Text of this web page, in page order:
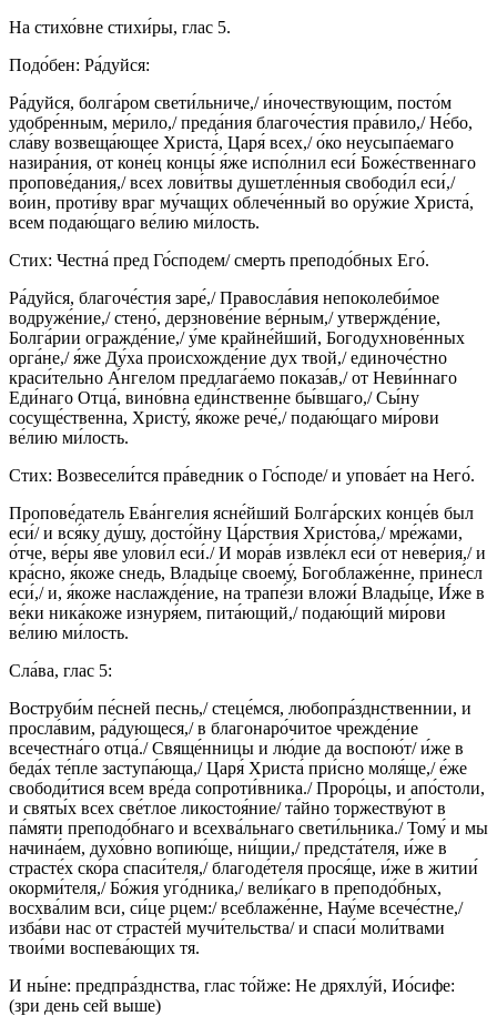
На стихо́вне стихи́ры, глас 5.
Подо́бен: Ра́дуйся:
Ра́дуйся, болга́ром свети́льниче,/ и́ночествующим, посто́м
удобре́нным, ме́рило,/ преда́ния благоче́стия пра́вило,/ Не́бо,
сла́ву возвеща́ющее Христа́, Царя́ всех,/ о́ко неусыпа́емаго
назира́ния, от коне́ц концы́ я́же испо́лнил еси́ Боже́ственнаго
пропове́дания,/ всех лови́твы душетле́нныя свободи́л еси́,/
во́ин, проти́ву враг му́чащих облече́нный во ору́жие Христа́,
всем подаю́щаго ве́лию ми́лость.
Стих: Честна́ пред Го́сподем/ смерть преподо́бных Его́.
Ра́дуйся, благоче́стия заре́,/ Правосла́вия непоколеби́мое
водруже́ние,/ стено́, дерзнове́ние ве́рным,/ утвержде́ние,
Болга́рии огражде́ние,/ у́ме крайне́йший, Богодухнове́нных
орга́не,/ я́же Ду́ха происхожде́ние дух твой,/ единоче́стно
краси́тельно А́нгелом предлага́емо показа́в,/ от Неви́ннаго
Еди́наго Отца́, вино́вна еди́нственне бы́вшаго,/ Сы́ну
сосуще́ственна, Христу́, я́коже рече́,/ подаю́щаго ми́рови
ве́лию ми́лость.
Стих: Возвесели́тся пра́ведник о Го́споде/ и упова́ет на Него́.
Пропове́датель Ева́нгелия ясне́йший Болга́рских конце́в был
еси́/ и вся́ку ду́шу, досто́йну Ца́рствия Христо́ва,/ мре́жами,
о́тче, ве́ры я́ве улови́л еси́./ И мора́в извле́кл еси́ от неве́рия,/ и
кра́сно, я́коже снедь, Влады́це своему́, Богоблаже́нне, прине́сл
еси́,/ и, я́коже наслажде́ние, на трапе́зи вложи́ Влады́це, И́же в
ве́ки ника́коже изнуря́ем, пита́ющий,/ подаю́щий ми́рови
ве́лию ми́лость.
Сла́ва, глас 5:
Воструби́м пе́сней песнь,/ стеце́мся, любопра́зднственнии, и
просла́вим, ра́дующеся,/ в благонаро́читое чрежде́ние
всечестна́го отца́./ Свяще́нницы и лю́дие да воспою́т/ и́же в
беда́х те́пле заступа́юща,/ Царя́ Христа́ при́сно моля́ще,/ е́же
свободи́тися всем вре́да сопроти́вника./ Проро́цы, и апо́столи,
и святы́х всех све́тлое ликостоя́ние/ та́йно торжеству́ют в
па́мяти преподо́бнаго и всехва́льнаго свети́льника./ Тому́ и мы
начина́ем, духо́вно вопию́ще, ни́щии,/ предста́теля, и́же в
страсте́х ско́ра спаси́теля,/ благоде́теля прося́ще, и́же в житии́
окорми́теля,/ Бо́жия уго́дника,/ вели́каго в преподо́бных,
восхва́лим вси, си́це рцем:/ всеблаже́нне, Нау́ме всече́стне,/
изба́ви нас от страсте́й мучи́тельства/ и спаси́ моли́твами
твои́ми воспева́ющих тя.
И ны́не: предпра́зднства, глас то́йже: Не дряхлу́й, Ио́сифе:
(зри день сей выше)